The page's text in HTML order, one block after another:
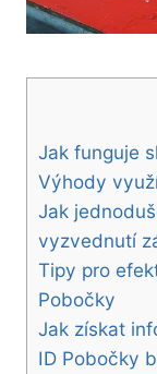
Jak funguje
Výhody
Jak
vyzvednutí
Tipy pro
Pobočky
Jak získat
ID Pobočky